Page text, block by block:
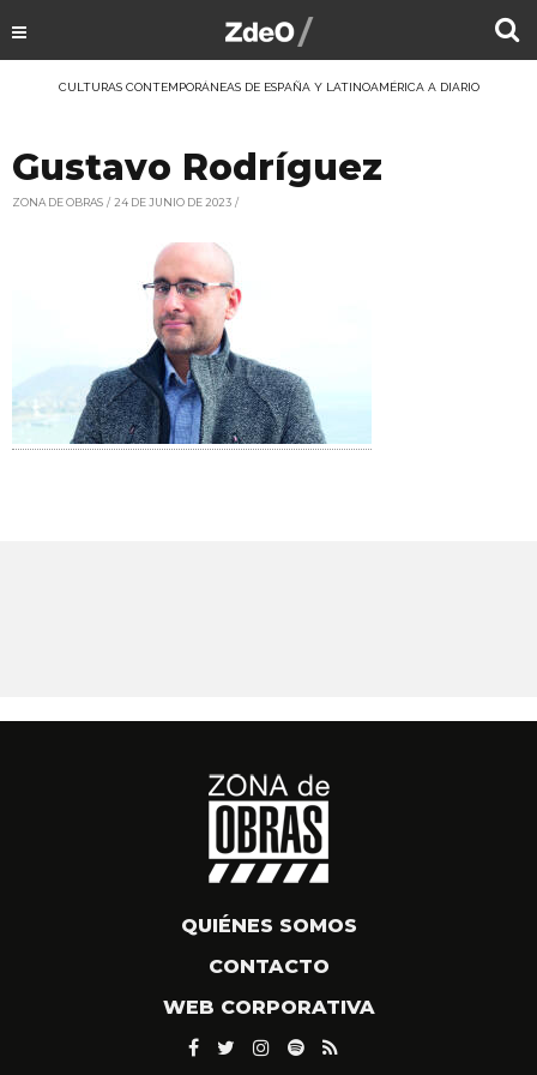
CULTURAS CONTEMPORÁNEAS DE ESPAÑA Y LATINOAMÉRICA A DIARIO
Gustavo Rodríguez
ZONA DE OBRAS 24 DE JUNIO DE 2023
QUIÉNES SOMOS
CONTACTO
WEB CORPORATIVA